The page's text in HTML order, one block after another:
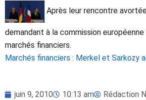
Après leur rencontre
demandant à la commission
marchés financiers.
Marchés financiers : Merkel et Sarkozy
juin 9, 2010 10:13 am Rédaction